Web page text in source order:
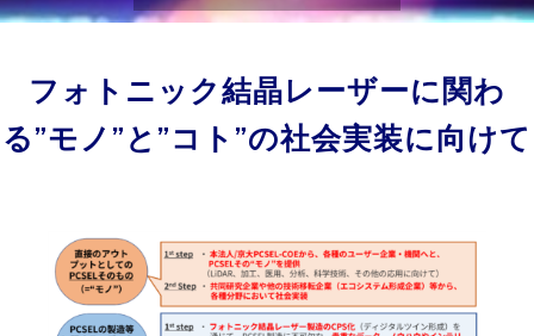
フォトニック結晶レーザーに関わ
る”モノ”と”コト”の社会実装に向けて